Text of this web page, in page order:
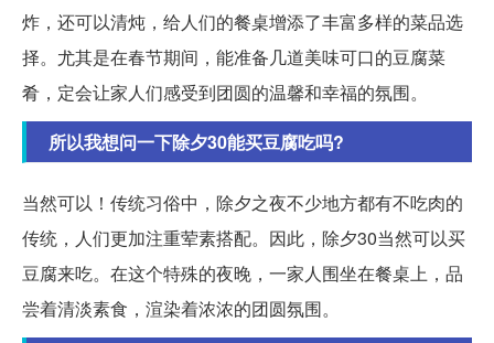
炸，还可以清炖，给人们的餐桌增添了丰富多样的菜品选
择。尤其是在春节期间，能准备几道美味可口的豆腐菜
肴，定会让家人们感受到团圆的温馨和幸福的氛围。
所以我想问一下除夕30能买豆腐吃吗?
当然可以！传统习俗中，除夕之夜不少地方都有不吃肉的
传统，人们更加注重荤素搭配。因此，除夕30当然可以买
豆腐来吃。在这个特殊的夜晚，一家人围坐在餐桌上，品
尝着清淡素食，渲染着浓浓的团圆氛围。